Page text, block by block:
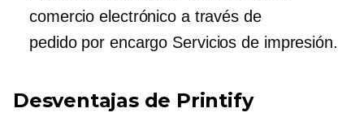
comercio electrónico a través de
pedido por encargo Servicios de impresión.
Desventajas de Printify